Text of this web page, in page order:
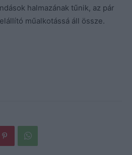
halmazának tűnik, az pár
műalkotássá áll össze.